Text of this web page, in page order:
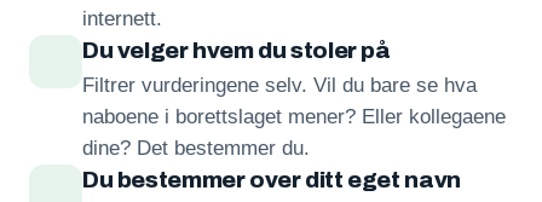
internett.
Du velger hvem du stoler på
Filtrer vurderingene selv. Vil du bare se hva
naboene i borettslaget mener? Eller kollegaene
dine? Det bestemmer du.
Du bestemmer over ditt eget navn